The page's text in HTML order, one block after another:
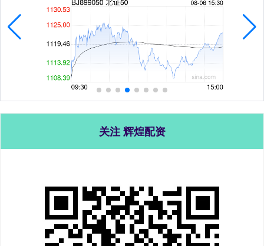
关注 辉煌配资